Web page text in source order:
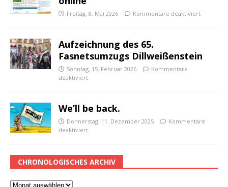
Freitag, 8. Mai 2026 Kommentare deaktiviert
Aufzeichnung des 65.
Fasnetsumzugs Dillweißenstein
Sonntag, 15. Februar 2026
Kommentare
deaktiviert
We’ll be back.
Donnerstag, 11. Dezember 2025
Kommentare
deaktiviert
CHRONOLOGISCHES ARCHIV